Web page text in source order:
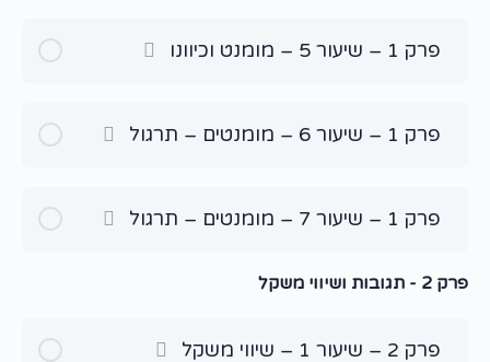
פרק 1 – שיעור 5 – מומנט וכיוונו
פרק 1 – שיעור 6 – מומנטים – תרגול
פרק 1 – שיעור 7 – מומנטים – תרגול
פרק 2 - תגובות ושיווי משקל
פרק 2 – שיעור 1 – שיווי משקל